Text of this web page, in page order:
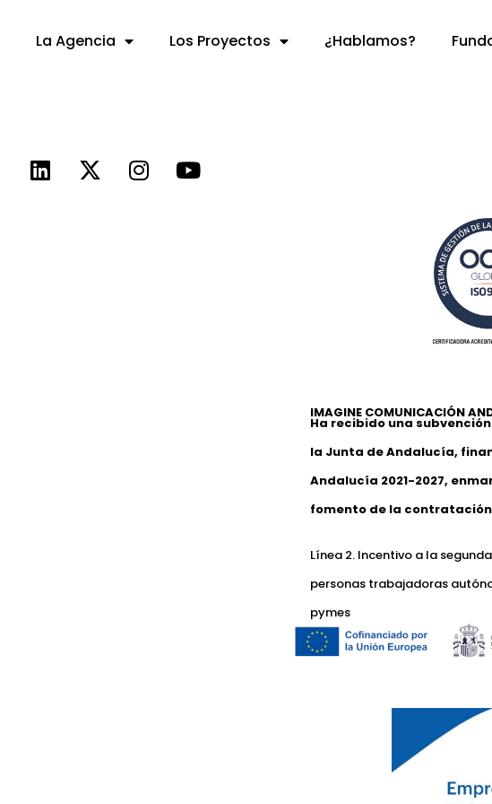
La Agencia Los Proyectos ¿Hablamos?
IMAGINE COMUNICACIÓN
Ha recibido una
la Junta de Andalucía,
Andalucía 2021-2027,
fomento de la
Línea 2. Incentivo a la
personas trabajadoras
pymes